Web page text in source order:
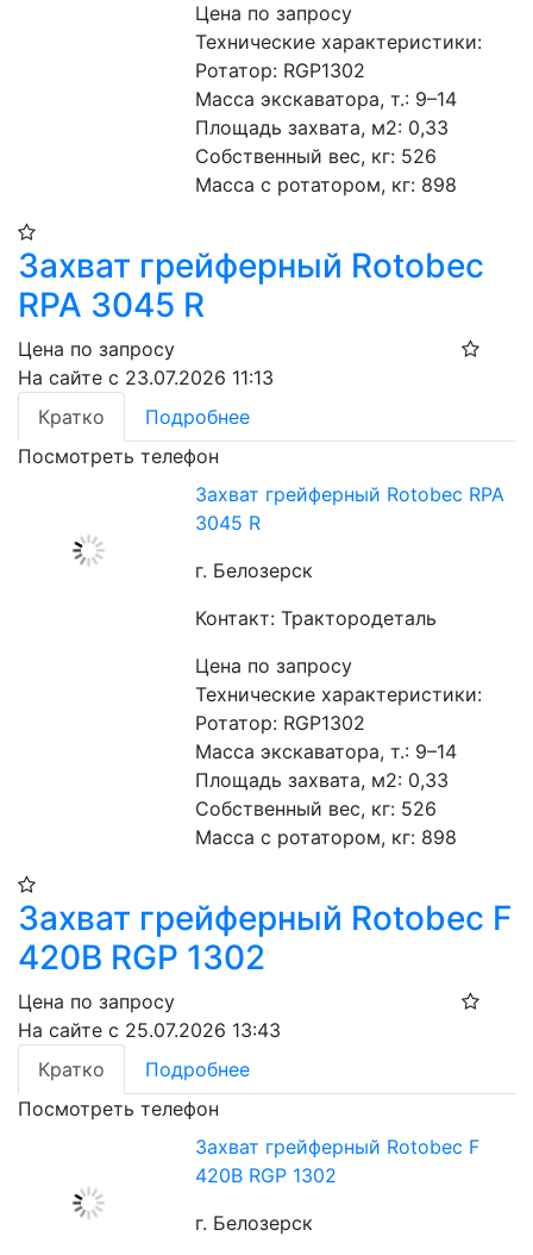
Цена по запросу
Технические характеристики:
Ротатор: RGP1302
Масса экскаватора, т.: 9–14
Площадь захвата, м2: 0,33
Собственный вес, кг: 526
Масса с ротатором, кг: 898
Захват грейферный Rotobec
RPA 3045 R
Цена по запросу
На сайте с 23.07.2026 11:13
Кратко
Подробнее
Посмотреть телефон
Захват грейферный Rotobec RPA
3045 R
г. Белозерск
Контакт: Трактородеталь
Цена по запросу
Технические характеристики:
Ротатор: RGP1302
Масса экскаватора, т.: 9–14
Площадь захвата, м2: 0,33
Собственный вес, кг: 526
Масса с ротатором, кг: 898
Захват грейферный Rotobec F
420B RGP 1302
Цена по запросу
На сайте с 25.07.2026 13:43
Кратко
Подробнее
Посмотреть телефон
Захват грейферный Rotobec F
420B RGP 1302
г. Белозерск